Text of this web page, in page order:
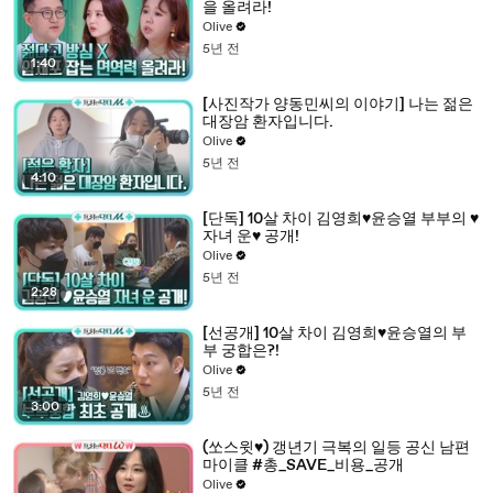
1:40
을 올려라!
Olive
5년 전
4:10
[사진작가 양동민씨의 이야기] 나는 젊은
대장암 환자입니다.
Olive
5년 전
2:28
[단독] 10살 차이 김영희♥윤승열 부부의 ♥
자녀 운♥ 공개!
Olive
5년 전
3:00
[선공개] 10살 차이 김영희♥윤승열의 부
부 궁합은?!
Olive
5년 전
(쏘스윗♥) 갱년기 극복의 일등 공신 남편
마이클 #총_SAVE_비용_공개
Olive